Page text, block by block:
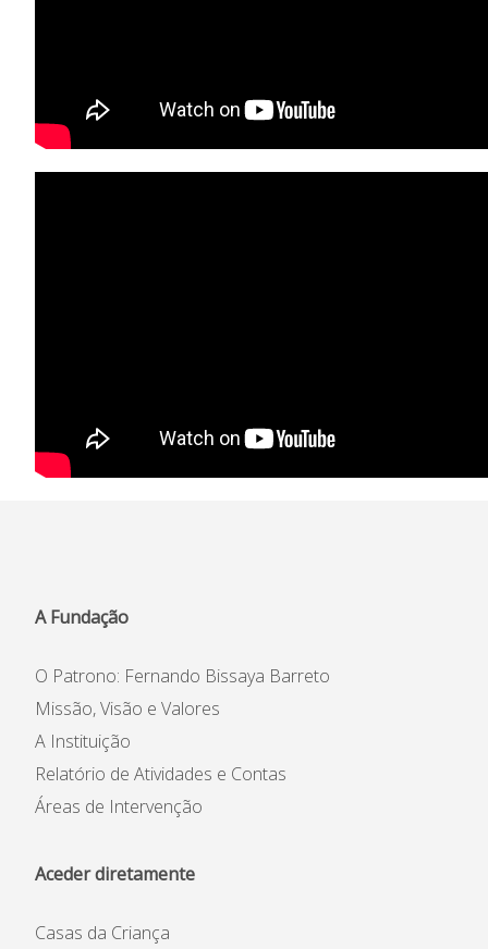
Conselho de Curadores
Organigrama
Património Inicial
Colégio Bissaya Barreto
A Fundação
O Patrono: Fernando Bissaya Barreto
Missão, Visão e Valores
A Instituição
Relatório de Atividades e Contas
Áreas de Intervenção
Aceder diretamente
Casas da Criança